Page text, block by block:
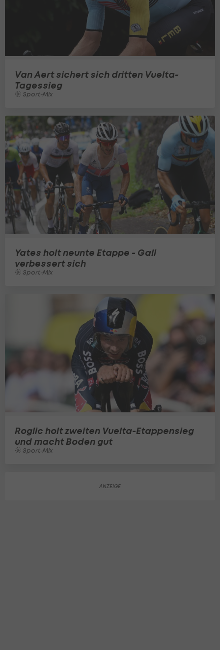
Van Aert sichert sich dritten Vuelta-
Tagessieg
Sport-Mix
Yates holt neunte Etappe - Gall
verbessert sich
Sport-Mix
Roglic holt zweiten Vuelta-Etappensieg
und macht Boden gut
Sport-Mix